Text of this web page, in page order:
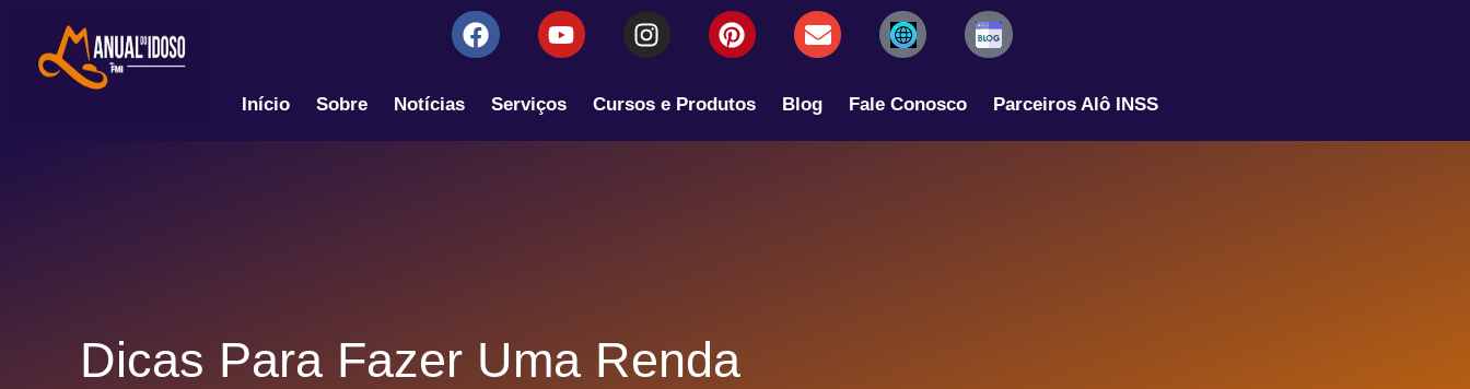
Início Sobre Notícias Serviços Cursos e Produtos Blog Fale Conosco Parceiros Alô INSS
Dicas Para Fazer Uma Renda